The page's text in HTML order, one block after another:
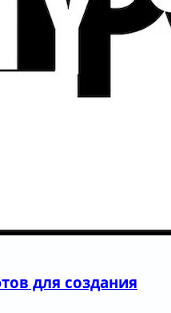
для создания